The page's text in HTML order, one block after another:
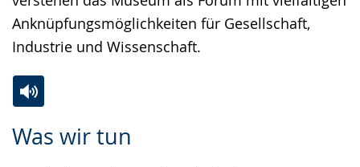
Anknüpfungsmöglichkeiten für Gesellschaft,
Industrie und Wissenschaft.
Was wir tun
Leichten
Audio-
Video